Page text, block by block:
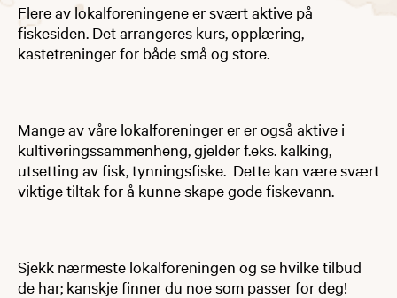
​​​​​​Flere av lokalforeningene er svært aktive på
fiskesiden. Det arrangeres kurs, opplæring,
kastetreninger for både små og store.
Mange av våre lokalforeninger er er også aktive i
kultiveringssammenheng, gjelder f.eks. kalking,
utsetting av fisk, tynningsfiske. Dette kan være svært
viktige tiltak for å kunne skape gode fiskevann.
Sjekk nærmeste lokalforeningen og se hvilke tilbud
de har; kanskje finner du noe som passer for deg!